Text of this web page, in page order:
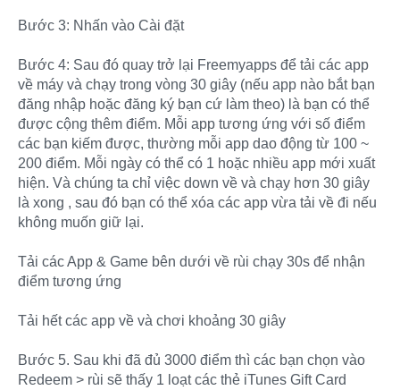
Bước 3: Nhấn vào Cài đặt
Bước 4: Sau đó quay trở lại Freemyapps để tải các app
về máy và chạy trong vòng 30 giây (nếu app nào bắt bạn
đăng nhập hoặc đăng ký bạn cứ làm theo) là bạn có thể
được cộng thêm điểm. Mỗi app tương ứng với số điểm
các bạn kiếm được, thường mỗi app dao động từ 100 ~
200 điểm. Mỗi ngày có thể có 1 hoặc nhiều app mới xuất
hiện. Và chúng ta chỉ việc down về và chạy hơn 30 giây
là xong , sau đó bạn có thể xóa các app vừa tải về đi nếu
không muốn giữ lại.
Tải các App & Game bên dưới về rùi chạy 30s để nhận
điểm tương ứng
Tải hết các app về và chơi khoảng 30 giây
Bước 5. Sau khi đã đủ 3000 điểm thì các bạn chọn vào
Redeem > rùi sẽ thấy 1 loạt các thẻ iTunes Gift Card